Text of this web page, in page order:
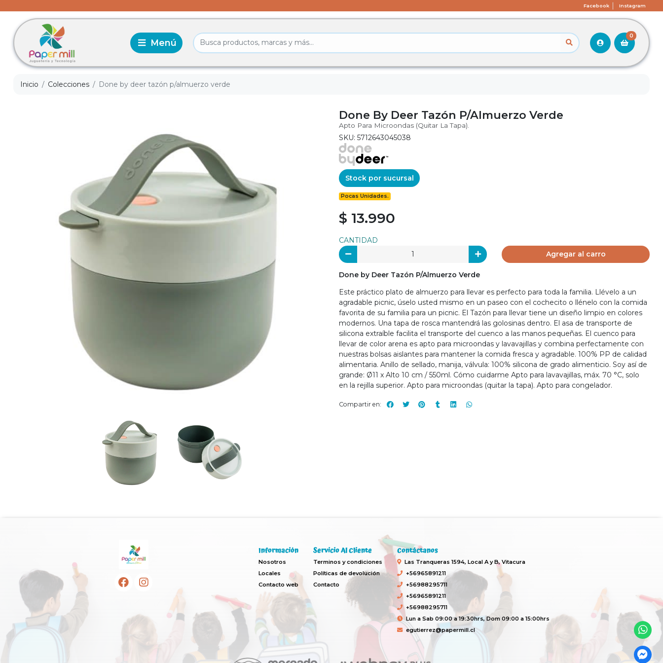
Facebook Instagram
0
Inicio Colecciones Done by deer tazón p/almuerzo verde
Done By Deer Tazón P/Almuerzo Verde
Apto Para Microondas (quitar La Tapa).
SKU: 5712643045038
Stock por sucursal
Pocas Unidades.
$ 13.990
CANTIDAD
Agregar al carro
Done by Deer Tazón P/Almuerzo Verde
Este práctico plato de almuerzo para llevar es perfecto para toda la familia. Llévelo a un
agradable picnic, úselo usted mismo en un paseo con el cochecito o llénelo con la comida
favorita de su familia para un picnic. El Tazón para llevar tiene un diseño limpio en colores
modernos. Una tapa de rosca mantendrá las golosinas dentro. El asa de transporte de
silicona extraíble facilita el transporte del cuenco a las manos pequeñas. El cuenco para
llevar de color arena es apto para microondas y lavavajillas y combina perfectamente con
nuestras bolsas aislantes para mantener la comida fresca y agradable. 100% PP de calidad
alimentaria. Anillo de sellado, manija, válvula: 100% silicona de grado alimenticio. Soy así de
grande: Ø11 x Alto 10 cm / 550ml. Cómo cuidarme Apto para lavavajillas, máx. 70 °C, solo
en la rejilla superior. Apto para microondas (quitar la tapa). Apto para congelador.
Compartir en:
Información
Nosotros
Locales
Contacto web
Servicio Al Cliente
Terminos y condiciones
Políticas de devolución
Contacto
Contáctanos
Las Tranqueras 1594, Local A y B, Vitacura
+56965891211
+56988295711
+56965891211
+56988295711
Lun a Sab 09:00 a 19:30hrs, Dom 09:00 a 15:00hrs
egutierrez@papermill.cl